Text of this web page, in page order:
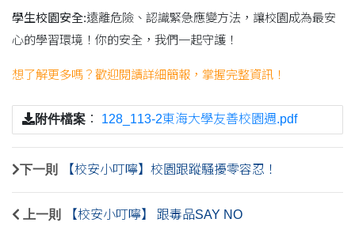
學生校園安全:遠離危險、認識緊急應變方法，讓校園成為最安
心的學習環境！你的安全，我們一起守護！
想了解更多嗎？歡迎閱讀詳細簡報，掌握完整資訊！
附件檔案 ： 128_113-2東海大學友善校園週.pdf
下一則 【校安小叮嚀】校園跟蹤騷擾零容忍！
上一則 【校安小叮嚀】 跟毒品SAY NO